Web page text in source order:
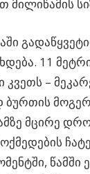
11
კვეთს –
ბურთის
მცირე